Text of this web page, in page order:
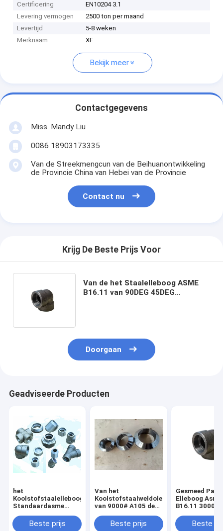
Certificering
EN10204 3.1
Levering vermogen
2500 ton per maand
Levertijd
5-8 weken
Merknaam
XF
Bekijk meer
Contactgegevens
Miss. Mandy Liu
0086 18903173335
Van de Streekmengcun van de Beihuanontwikkeling
de Provincie China van Hebei van de Provincie
Contact nu
Krijg De Beste Prijs Voor
Van de het Staalelleboog ASME
B16.11 van 90DEG 45DEG
Doorgaan
Geadviseerde Producten
het
Koolstofstaalelleboog
Standaardasme
Sch80Beste prijs
Van het
Koolstofstaalweldolet
van 9000# A105 de
Beste prijs
Gesmeed
Elleboog Asme
B16.11 3000#
Beste